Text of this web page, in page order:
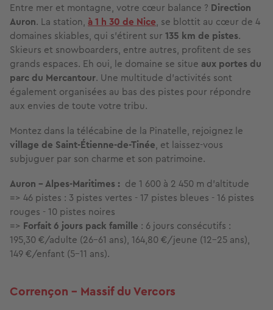
Entre mer et montagne, votre cœur balance ? Direction
Auron. La station, à 1 h 30 de Nice, se blottit au cœur de 4
domaines skiables, qui s'étirent sur 135 km de pistes.
Skieurs et snowboarders, entre autres, profitent de ses
grands espaces. Eh oui, le domaine se situe aux portes du
parc du Mercantour. Une multitude d’activités sont
également organisées au bas des pistes pour répondre
aux envies de toute votre tribu.
Montez dans la télécabine de la Pinatelle, rejoignez le
village de Saint-Étienne-de-Tinée, et laissez-vous
subjuguer par son charme et son patrimoine.
Auron - Alpes-Maritimes : de 1 600 à 2 450 m d'altitude
=> 46 pistes : 3 pistes vertes - 17 pistes bleues - 16 pistes
rouges - 10 pistes noires
=> Forfait 6 jours pack famille : 6 jours consécutifs :
195,30 €/adulte (26-61 ans), 164,80 €/jeune (12-25 ans),
149 €/enfant (5-11 ans).
Corrençon - Massif du Vercors